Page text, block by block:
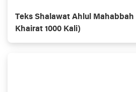
Teks Shalawat Ahlul Mahabbah
Khairat 1000 Kali)